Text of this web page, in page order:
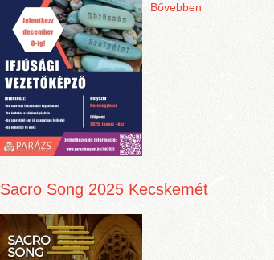
Bővebben
Sacro Song 2025 Kecskemét